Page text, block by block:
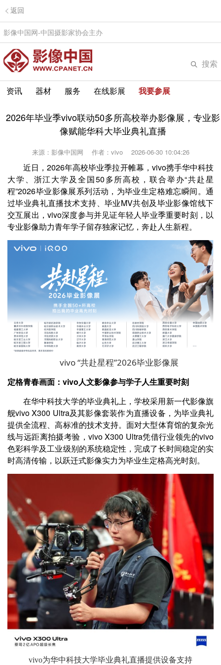
返回
影像中国网-中国摄影家协会主办
搜索
资讯 器材 服务 在线影展 我要参展
2026年毕业季vivo联动50多所高校举办影像展，专业影
像赋能华科大毕业典礼直播
来源：影像中国网 作者：vivo 2026-06-30 10:04:26
近日，2026年高校毕业季拉开帷幕，vivo携手华中科技
大学、浙江大学及全国50多所高校，联合举办“共赴星
程”2026毕业影像展系列活动，为毕业生定格难忘瞬间。通
过毕业典礼直播技术支持、毕业MV共创及毕业影像馆线下
交互展出，vivo深度参与并见证年轻人毕业季重要时刻，以
专业影像助力青年学子留存独家记忆，奔赴人生新程。
vivo “共赴星程”2026毕业影像展
定格青春画面：vivo人文影像参与学子人生重要时刻
在华中科技大学的毕业典礼上，学校采用新一代影像旗
舰vivo X300 Ultra及其影像套装作为直播设备，为毕业典礼
提供全流程、高标准的技术支持。面对大型体育馆的复杂光
线与远距离拍摄考验，vivo X300 Ultra凭借行业领先的vivo
色彩科学及工业级别的系统稳定性，完成了长时间稳定的实
时高清传输，以跃迁式影像实力为毕业生定格高光时刻。
vivo为华中科技大学毕业典礼直播提供设备支持